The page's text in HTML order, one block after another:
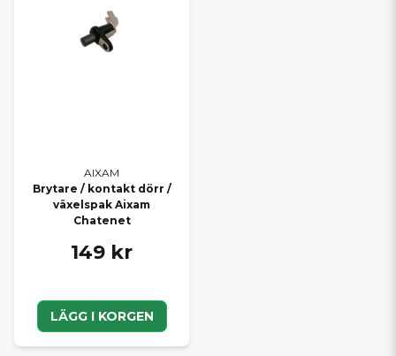
AIXAM
Brytare / kontakt dörr /
växelspak Aixam
Chatenet
149 kr
LÄGG I KORGEN